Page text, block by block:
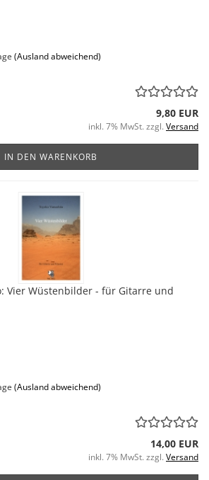
(Ausland abweichend)
9,80 EUR
inkl. 7% MwSt. zzgl. Versand
IN DEN WARENKORB
Vier Wüstenbilder - für Gitarre und
(Ausland abweichend)
14,00 EUR
inkl. 7% MwSt. zzgl. Versand